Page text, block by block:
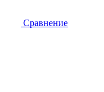
Сравнение